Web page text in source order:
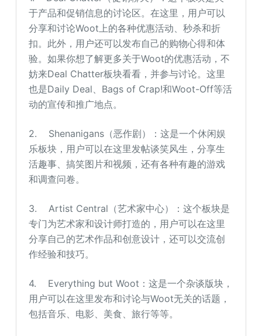
于产品和促销信息的讨论区。在这里，用户可以
分享和讨论Woot上的各种优惠活动、秒杀和折
扣。此外，用户还可以发布自己的购物心得和体
验。如果你想了解更多关于Woot的优惠活动，不
妨来Deal Chatter板块看看，并参与讨论。这里
也是Daily Deal、Bags of Crap!和Woot-Off等活
动的宣传和推广地点。
2. Shenanigans（恶作剧）：这是一个休闲娱
乐板块，用户可以在这里发帖谈笑风生，分享生
活趣事、搞笑图片和视频，还有各种有趣的游戏
和调查问卷。
3. Artist Central（艺术家中心）：这个板块是
专门为艺术家和设计师打造的，用户可以在这里
分享自己的艺术作品和创意设计，还可以交流创
作经验和技巧。
4. Everything but Woot：这是一个杂谈版块，
用户可以在这里发布和讨论与Woot无关的话题，
包括音乐、电影、美食、旅行等等。